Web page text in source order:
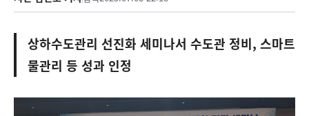
상하수도관리 선진화 세미나서 수도관 정비, 스마트
물관리 등 성과 인정